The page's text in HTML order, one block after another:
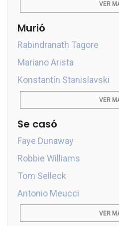
VER
Murió
Rabindranath Tagore
Mariano Arista
Konstantín Stanislavski
VER
Se casó
Faye Dunaway
Robbie Williams
Tom Selleck
Antonio Meucci
VER